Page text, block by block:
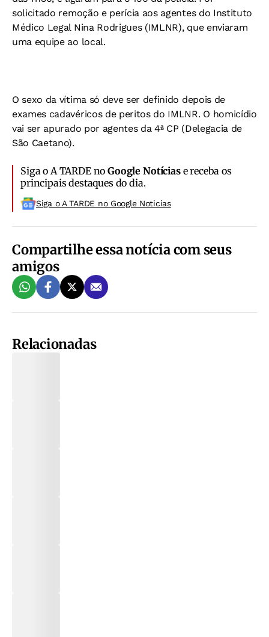
solicitado remoção e perícia aos agentes do Instituto
Médico Legal Nina Rodrigues (IMLNR), que enviaram
uma equipe ao local.
O sexo da vítima só deve ser definido depois de
exames cadavéricos de peritos do IMLNR. O homicídio
vai ser apurado por agentes da 4ª CP (Delegacia de
São Caetano).
Siga o A TARDE noGoogle Notíciase receba os
principais destaques do dia.
Siga o A TARDE no Google Noticias
Compartilhe essa notícia com seus
amigos
Relacionadas